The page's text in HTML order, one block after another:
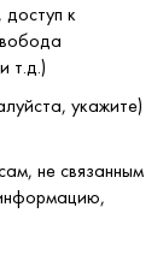
к

укажите)
не связанным